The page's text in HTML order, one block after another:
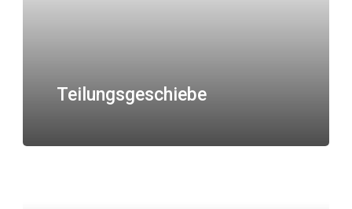
Teilungsgeschiebe